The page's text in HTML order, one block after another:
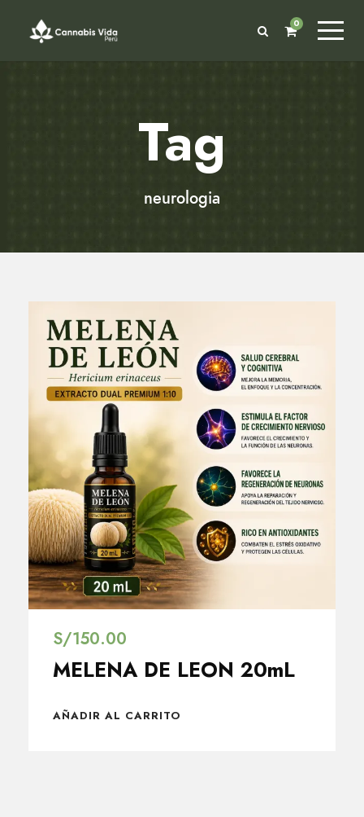
0
Tag
neurologia
S/150.00
MELENA DE LEON 20mL
AÑADIR AL CARRITO